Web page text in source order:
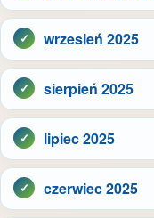
wrzesień 2025
sierpień 2025
lipiec 2025
czerwiec 2025